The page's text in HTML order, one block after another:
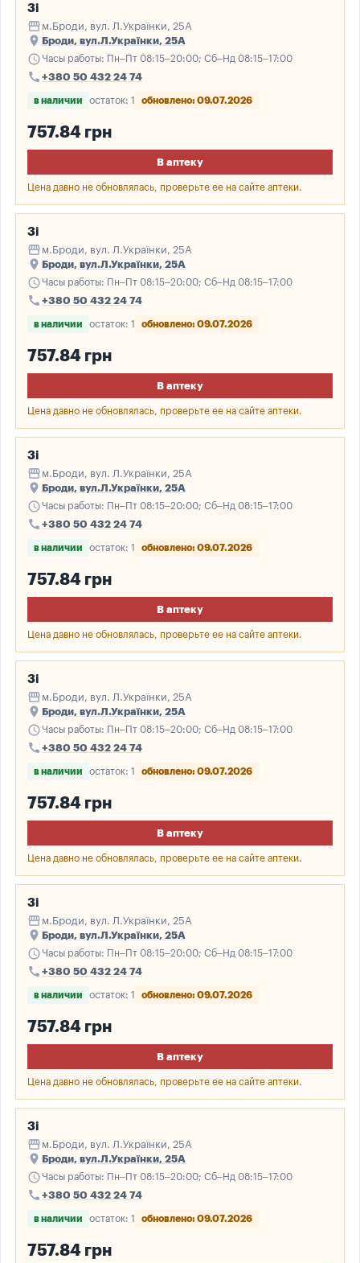
3і
storefront м.Броди, вул. Л.Українки, 25А
place Броди, вул.Л.Українки, 25А
scheduleЧасы работы: Пн–Пт 08:15–20:00; Сб–Нд 08:15–17:00
call +380 50 432 24 74
в наличии остаток: 1 обновлено: 09.07.2026
757.84 грн
В аптеку
Цена давно не обновлялась, проверьте ее на сайте аптеки.
3і
storefront м.Броди, вул. Л.Українки, 25А
place Броди, вул.Л.Українки, 25А
scheduleЧасы работы: Пн–Пт 08:15–20:00; Сб–Нд 08:15–17:00
call +380 50 432 24 74
в наличии остаток: 1 обновлено: 09.07.2026
757.84 грн
В аптеку
Цена давно не обновлялась, проверьте ее на сайте аптеки.
3і
storefront м.Броди, вул. Л.Українки, 25А
place Броди, вул.Л.Українки, 25А
scheduleЧасы работы: Пн–Пт 08:15–20:00; Сб–Нд 08:15–17:00
call +380 50 432 24 74
в наличии остаток: 1 обновлено: 09.07.2026
757.84 грн
В аптеку
Цена давно не обновлялась, проверьте ее на сайте аптеки.
3і
storefront м.Броди, вул. Л.Українки, 25А
place Броди, вул.Л.Українки, 25А
scheduleЧасы работы: Пн–Пт 08:15–20:00; Сб–Нд 08:15–17:00
call +380 50 432 24 74
в наличии остаток: 1 обновлено: 09.07.2026
757.84 грн
В аптеку
Цена давно не обновлялась, проверьте ее на сайте аптеки.
3і
storefront м.Броди, вул. Л.Українки, 25А
place Броди, вул.Л.Українки, 25А
scheduleЧасы работы: Пн–Пт 08:15–20:00; Сб–Нд 08:15–17:00
call +380 50 432 24 74
в наличии остаток: 1 обновлено: 09.07.2026
757.84 грн
В аптеку
Цена давно не обновлялась, проверьте ее на сайте аптеки.
3і
storefront м.Броди, вул. Л.Українки, 25А
place Броди, вул.Л.Українки, 25А
scheduleЧасы работы: Пн–Пт 08:15–20:00; Сб–Нд 08:15–17:00
call +380 50 432 24 74
в наличии остаток: 1 обновлено: 09.07.2026
757.84 грн